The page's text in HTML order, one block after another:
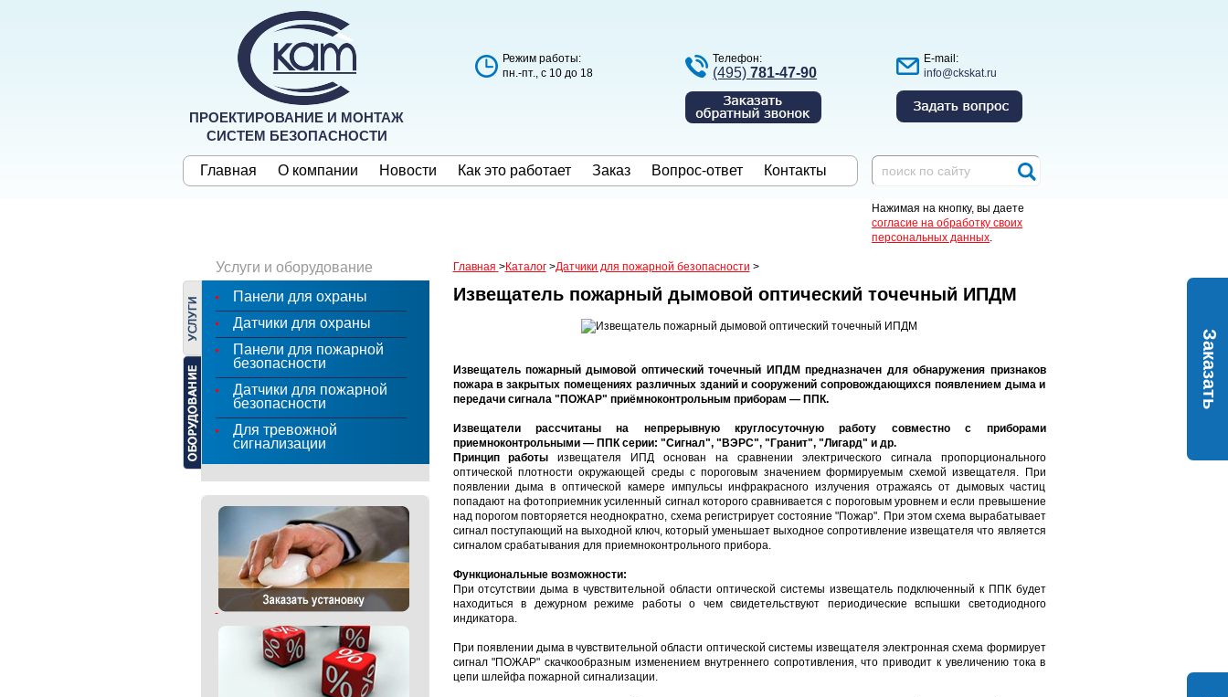
Заказать
ПРОЕКТИРОВАНИЕ И МОНТАЖ
СИСТЕМ БЕЗОПАСНОСТИ
Режим работы:
пн.-пт., с 10 до 18
Телефон:
(495)781-47-90
E-mail:
info@ckskat.ru
Главная О компании Новости Как это работает Заказ Вопрос-ответ Контакты
Нажимая на кнопку, вы даете
согласие на обработку своих
персональных данных.
Услуги и оборудование
Панели для охраны
Датчики для охраны
Панели для пожарной
безопасности
Датчики для пожарной
безопасности
Для тревожной
сигнализации
Главная >Каталог>Датчики для пожарной безопасности >
Извещатель пожарный дымовой оптический точечный ИПДМ
Извещатель пожарный дымовой оптический точечный ИПДМ предназначен для обнаружения признаков
пожара в закрытых помещениях различных зданий и сооружений сопровождающихся появлением дыма и
передачи сигнала "ПОЖАР" приёмноконтрольным приборам — ППК.
Извещатели рассчитаны на непрерывную круглосуточную работу совместно с приборами
приемноконтрольными — ППК серии: "Сигнал", "ВЭРС", "Гранит", "Лигард" и др.
Принцип работыизвещателя ИПД основан на сравнении электрического сигнала пропорционального
оптической плотности окружающей среды с пороговым значением формируемым схемой извещателя. При
появлении дыма в оптической камере импульсы инфракрасного излучения отражаясь от дымовых частиц
попадают на фотоприемник усиленный сигнал которого сравнивается с пороговым уровнем и если превышение
над порогом повторяется неоднократно, схема регистрирует состояние "Пожар". При этом схема вырабатывает
сигнал поступающий на выходной ключ, который уменьшает выходное сопротивление извещателя что является
сигналом срабатывания для приемноконтрольного прибора.
Функциональные возможности:
При отсутствии дыма в чувствительной области оптической системы извещатель подключенный к ППК будет
находиться в дежурном режиме работы о чем свидетельствуют периодические вспышки светодиодного
индикатора.
При появлении дыма в чувствительной области оптической системы извещателя электронная схема формирует
сигнал "ПОЖАР" скачкообразным изменением внутреннего сопротивления, что приводит к увеличению тока в
цепи шлейфа пожарной сигнализации.